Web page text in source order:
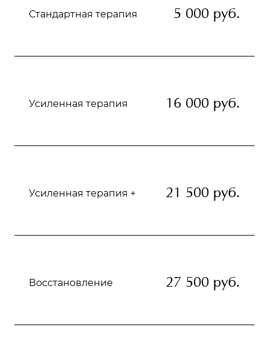
Стандартная терапия 5 000 руб.
Усиленная терапия 16 000 руб.
Усиленная терапия + 21 500 руб.
Восстановление 27 500 руб.